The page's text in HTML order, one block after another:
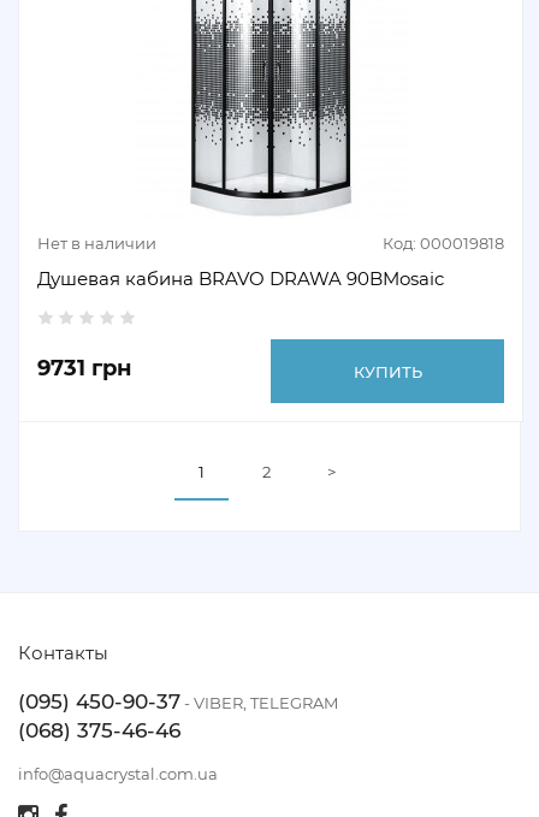
Нет в наличии Код: 000019818
Душевая кабина BRAVO DRAWA 90BMosaic
9731 грн КУПИТЬ
1 2 >
Контакты
(095) 450-90-37- VIBER, TELEGRAM
(068) 375-46-46
info@aquacrystal.com.ua